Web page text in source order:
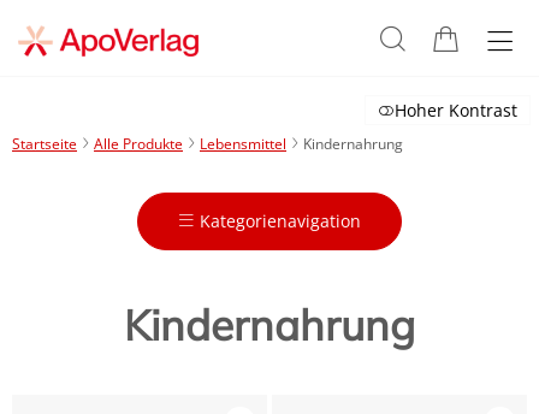
Hoher Kontrast
Startseite Alle Produkte Lebensmittel Kindernahrung
Kategorienavigation
Kindernahrung